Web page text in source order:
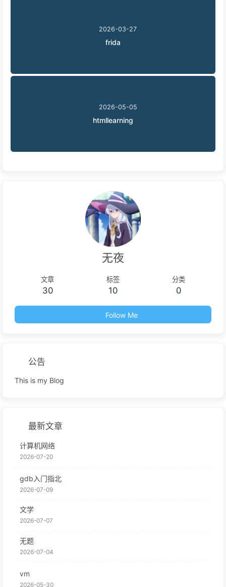
2026-03-27
frida
2026-05-05
htmllearning
无夜
文章
30
标签
10
分类
0
Follow Me
公告
This is my Blog
最新文章
计算机网络
2026-07-20
gdb入门指北
2026-07-09
文学
2026-07-07
无题
2026-07-04
vm
2026-05-30